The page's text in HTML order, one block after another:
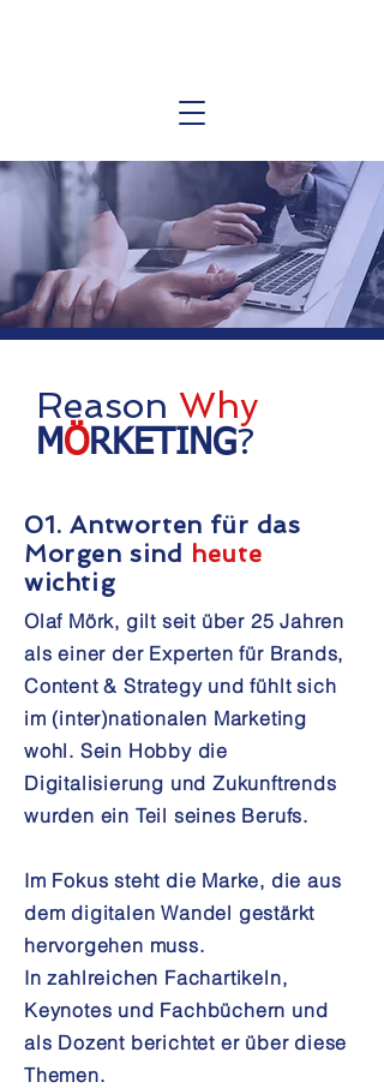
Reason Why
MÖRKETING?
01. Antworten für das
Morgen sind heute
wichtig
Olaf Mörk, gilt seit über 25 Jahren
als einer der Experten für Brands,
Content & Strategy und fühlt sich
im (inter)nationalen Marketing
wohl. Sein Hobby die
Digitalisierung und Zukunftrends
wurden ein Teil seines Berufs.
Im Fokus steht die Marke, die aus
dem digitalen Wandel gestärkt
hervorgehen muss.
In zahlreichen Fachartikeln,
Keynotes und Fachbüchern und
als Dozent berichtet er über diese
Themen.